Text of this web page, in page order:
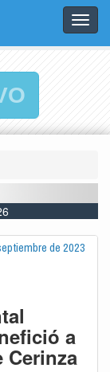
de 2023
a
Cerinza